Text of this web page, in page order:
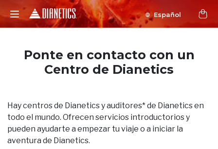
Español
Ponte en contacto con un
Centro de Dianetics
Hay centros de Dianetics y auditores* de Dianetics en
todo el mundo. Ofrecen servicios introductorios y
pueden ayudarte a empezar tu viaje o a iniciar la
aventura de Dianetics.